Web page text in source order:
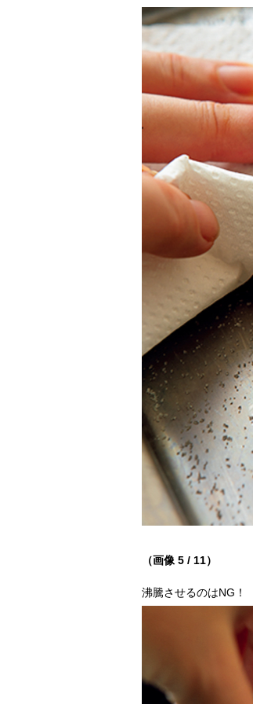
（画像 5 / 11）
沸騰させるのはNG！